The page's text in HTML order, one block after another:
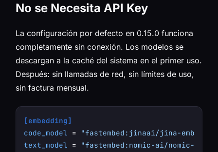
No se Necesita API Key
La configuración por defecto en 0.15.0 funciona
completamente sin conexión. Los modelos se
descargan a la caché del sistema en el primer uso.
Después: sin llamadas de red, sin límites de uso,
sin factura mensual.
[embedding]
code_model =
"fastembed:jinaai/jina-
text_model = "fastembed:nomic-ai/nomic-